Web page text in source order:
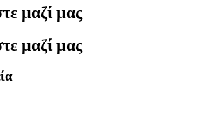
μαζί μας
μαζί μας